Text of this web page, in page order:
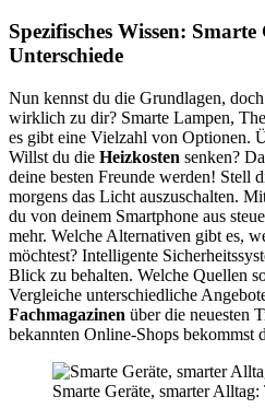
Spezifisches Wissen:
Unterschiede
Nun kennst du die Grundlagen,
wirklich zu dir? Smarte Lampen,
es gibt eine Vielzahl von Optionen.
Willst du die Heizkosten senken?
deine besten Freunde werden! Stell
morgens das Licht auszuschalten.
du von deinem Smartphone aus
mehr. Welche Alternativen gibt es,
möchtest? Intelligente
Blick zu behalten. Welche Quellen
Vergleiche unterschiedliche
Fachmagazinen über die neuesten
bekannten Online-Shops bekommst
Smarte Geräte, smarter